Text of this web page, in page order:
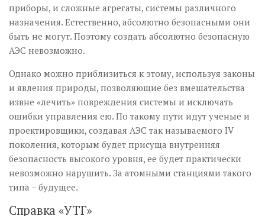
приборы, и сложные агрегаты, системы различного
назначения. Естественно, абсолютно безопасными они
быть не могут. Поэтому со­здать абсолютно безопасную
АЭС невозможно.
Однако можно приблизиться к этому, используя законы
и явления природы, позволяющие без вмешательства
извне «лечить» повреждения системы и исключать
ошибки управления ею. По такому пути идут ученые и
проектировщики, создавая АЭС так называемого IV
поколения, которым будет присуща внутренняя
безопасность высокого уровня, ее будет практически
невозможно нарушить. За атомными станциями такого
типа – будущее.
Справка «УТГ»